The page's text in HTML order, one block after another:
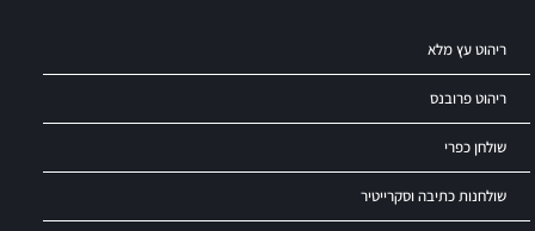
ריהוט עץ מלא
ריהוט פרובנס
שולחן כפרי
שולחנות כתיבה וסקרייטיר